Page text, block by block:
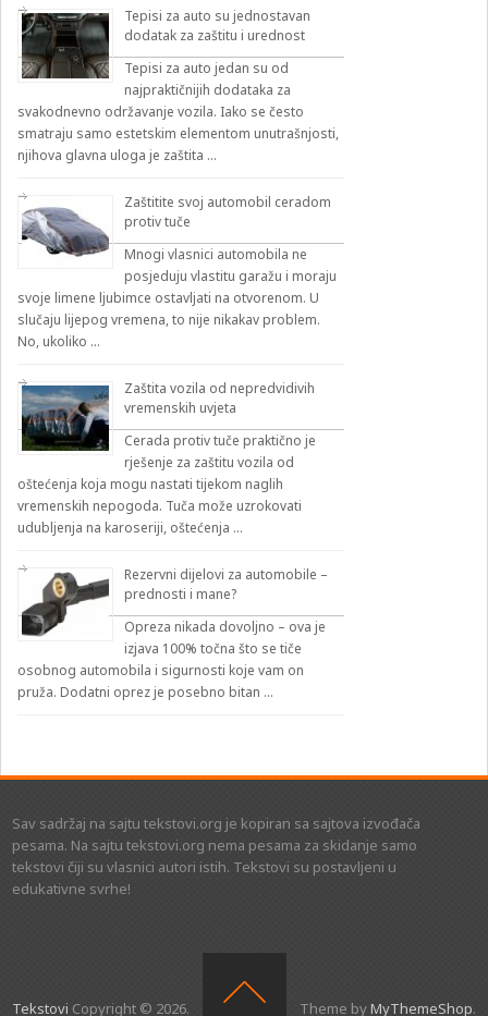
Tepisi za auto su jednostavan
dodatak za zaštitu i urednost
Tepisi za auto jedan su od
najpraktičnijih dodataka za
svakodnevno održavanje vozila. Iako se često
smatraju samo estetskim elementom unutrašnjosti,
njihova glavna uloga je zaštita …
Zaštitite svoj automobil ceradom
protiv tuče
Mnogi vlasnici automobila ne
posjeduju vlastitu garažu i moraju
svoje limene ljubimce ostavljati na otvorenom. U
slučaju lijepog vremena, to nije nikakav problem.
No, ukoliko …
Zaštita vozila od nepredvidivih
vremenskih uvjeta
Cerada protiv tuče praktično je
rješenje za zaštitu vozila od
oštećenja koja mogu nastati tijekom naglih
vremenskih nepogoda. Tuča može uzrokovati
udubljenja na karoseriji, oštećenja …
Rezervni dijelovi za automobile –
prednosti i mane?
Opreza nikada dovoljno – ova je
izjava 100% točna što se tiče
osobnog automobila i sigurnosti koje vam on
pruža. Dodatni oprez je posebno bitan …
Sav sadržaj na sajtu tekstovi.org je kopiran sa sajtova izvođača
pesama. Na sajtu tekstovi.org nema pesama za skidanje samo
tekstovi čiji su vlasnici autori istih. Tekstovi su postavljeni u
edukativne svrhe!
Tekstovi Copyright © 2026. Theme byMyThemeShop.